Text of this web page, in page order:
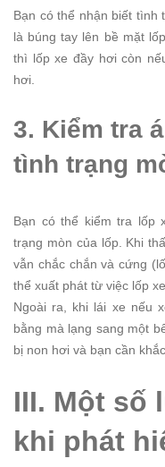
Bạn có thể nhận biết tình
là búng tay lên bề mặt
thì lốp xe đầy hơi còn
hơi.
3. Kiểm tra
tình trạng
Bạn có thể kiểm tra lốp
trạng mòn của lốp. Khi
vẫn chắc chắn và cứng
thể xuất phát từ việc lốp
Ngoài ra, khi lái xe nếu
bằng mà lạng sang một
bị non hơi và bạn cần
III. Một số
khi phát